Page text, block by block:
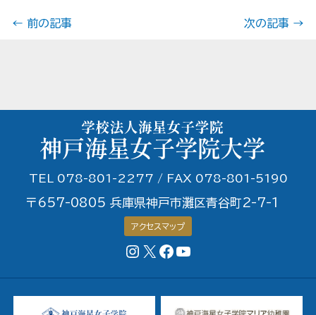
← 前の記事 次の記事 →
TEL 078-801-2277 / FAX 078-801-5190
〒657-0805 兵庫県神戸市灘区青谷町2-7-1
アクセスマップ
Instagram
X FacebookページYouTubeチャンネル